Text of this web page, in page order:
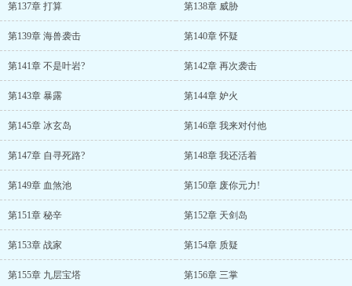
第137章 打算 第138章 威胁
第139章 海兽袭击 第140章 怀疑
第141章 不是叶岩? 第142章 再次袭击
第143章 暴露 第144章 妒火
第145章 冰玄岛 第146章 我来对付他
第147章 自寻死路? 第148章 我还活着
第149章 血煞池 第150章 废你元力!
第151章 秘辛 第152章 天剑岛
第153章 战家 第154章 质疑
第155章 九层宝塔 第156章 三掌